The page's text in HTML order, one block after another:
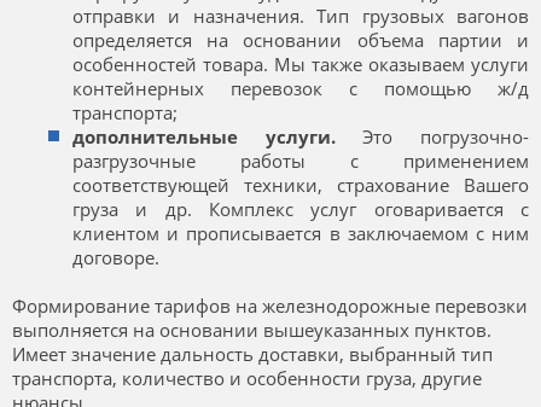
отправки и назначения. Тип грузовых вагонов
определяется на основании объема партии и
особенностей товара. Мы также оказываем услуги
контейнерных перевозок с помощью ж/д
транспорта;
дополнительные услуги.Это погрузочно-
разгрузочные работы с применением
соответствующей техники, страхование Вашего
груза и др. Комплекс услуг оговаривается с
клиентом и прописывается в заключаемом с ним
договоре.
Формирование тарифов на железнодорожные перевозки
выполняется на основании вышеуказанных пунктов.
Имеет значение дальность доставки, выбранный тип
транспорта, количество и особенности груза, другие